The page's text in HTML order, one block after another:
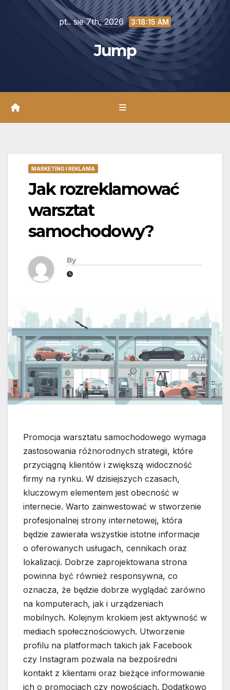
pt.. sie 7th, 2026 3:18:16 AM
Jump
MARKETING I REKLAMA
Jak rozreklamować
warsztat
samochodowy?
By
Promocja warsztatu samochodowego wymaga
zastosowania różnorodnych strategii, które
przyciągną klientów i zwiększą widoczność
firmy na rynku. W dzisiejszych czasach,
kluczowym elementem jest obecność w
internecie. Warto zainwestować w stworzenie
profesjonalnej strony internetowej, która
będzie zawierała wszystkie istotne informacje
o oferowanych usługach, cennikach oraz
lokalizacji. Dobrze zaprojektowana strona
powinna być również responsywna, co
oznacza, że będzie dobrze wyglądać zarówno
na komputerach, jak i urządzeniach
mobilnych. Kolejnym krokiem jest aktywność w
mediach społecznościowych. Utworzenie
profilu na platformach takich jak Facebook
czy Instagram pozwala na bezpośredni
kontakt z klientami oraz bieżące informowanie
ich o promocjach czy nowościach. Dodatkowo